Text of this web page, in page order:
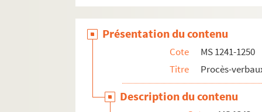
Présentation du contenu
Cote
MS 1241-1250
Titre
Procès-
Description du contenu